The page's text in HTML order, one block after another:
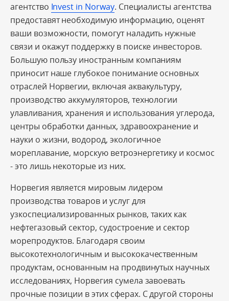
агентство Invest in Norway. Специалисты агентства
предоставят необходимую информацию, оценят
ваши возможности, помогут наладить нужные
связи и окажут поддержку в поиске инвесторов.
Большую пользу иностранным компаниям
приносит наше глубокое понимание основных
отраслей Норвегии, включая аквакультуру,
производство аккумуляторов, технологии
улавливания, хранения и использования углерода,
центры обработки данных, здравоохранение и
науки о жизни, водород, экологичное
мореплавание, морскую ветроэнергетику и космос
‒ это лишь некоторые из них.
Норвегия является мировым лидером
производства товаров и услуг для
узкоспециализированных рынков, таких как
нефтегазовый сектор, судостроение и сектор
морепродуктов. Благодаря своим
высокотехнологичным и высококачественным
продуктам, основанным на продвинутых научных
исследованиях, Норвегия сумела завоевать
прочные позиции в этих сферах. С другой стороны